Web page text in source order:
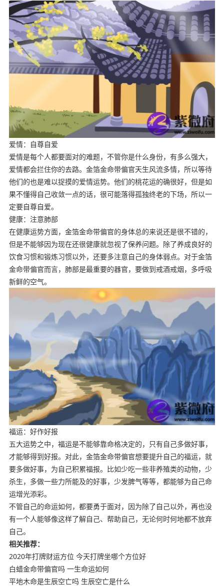
爱情：自尊自爱
爱情是每个人都要面对的难题，不管你是什么身份，有多么强大，
爱情都会拦住你的去路。金箔金命带偏官天生风流多情，所以等待
他们的也是难以捉摸的爱情运势。他们的桃花运的确很好，但是如
果不懂得自己收敛一点的话，很可能落得孤独终老的下场，所以一
定要自尊自爱。
健康：注意肺部
在健康运势方面，金箔金命带偏官的身体总的来说还是很不错的，
但是不能够因为现在还很健康就忽视了保养问题。除了养成良好的
饮食习惯和锻炼习惯以外，还要多注意自己的身体弱点。对于金箔
金命带偏官而言，肺部是最重要的器官，要做到戒酒戒烟，多呼吸
新鲜的空气。
福运：好作好报
五大运势之中，福运是不能够靠命格决定的，只有自己多做好事，
才能够得到好报。对此，金箔金命带偏官想要提升自己的福运，就
要多做好事，为自己积累福报。比如少吃一些非养殖类的动物，少
杀生，多做一些力所能及的好事，少发脾气等等，都能够为自己命
运增光添彩。
不管自己的命运如何，都要勇于面对，因为除了自己以外，再也没
有一个人能够像这样了解自己、帮助自己，无论何时何地都不放弃
自己。
相关推荐：
2020年打牌财运方位 今天打牌坐哪个方位好
白蜡金命带偏官吗 一生命运如何
平地木命是生辰空亡吗 生辰空亡是什么